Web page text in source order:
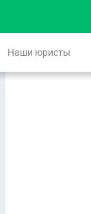
Наши юристы